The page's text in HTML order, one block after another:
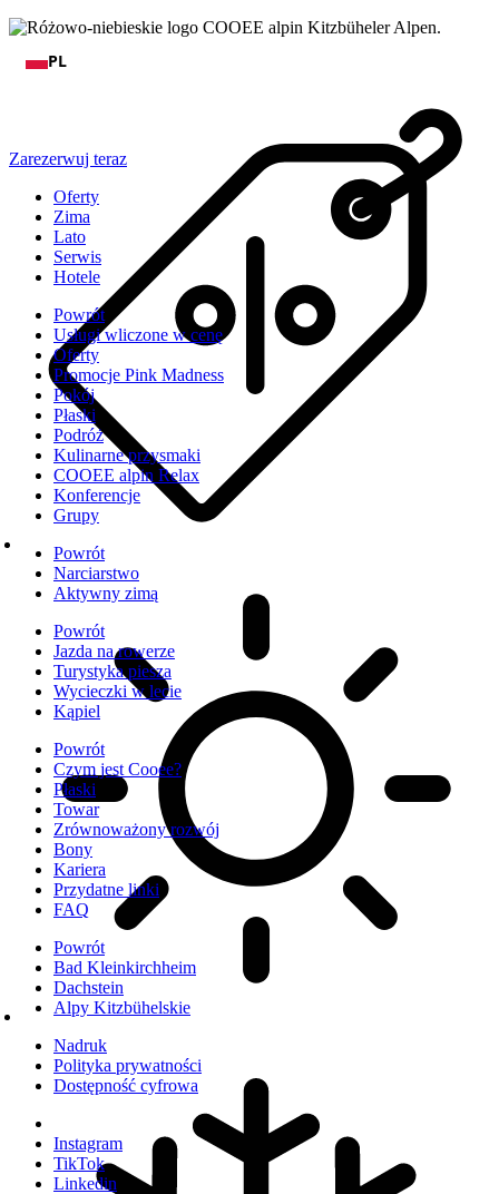
PL
Zarezerwuj teraz
Oferty
Zima
Lato
Serwis
Hotele
Powrót
Usługi wliczone w cenę
Oferty
Promocje Pink Madness
Pokój
Płaski
Podróż
Kulinarne przysmaki
COOEE alpin Relax
Konferencje
Grupy
Powrót
Narciarstwo
Aktywny zimą
Powrót
Jazda na rowerze
Turystyka piesza
Wycieczki w lecie
Kąpiel
Powrót
Czym jest Cooee?
Płaski
Towar
Zrównoważony rozwój
Bony
Kariera
Przydatne linki
FAQ
Powrót
Bad Kleinkirchheim
Dachstein
Alpy Kitzbühelskie
Nadruk
Polityka prywatności
Dostępność cyfrowa
Instagram
TikTok
Linkedin